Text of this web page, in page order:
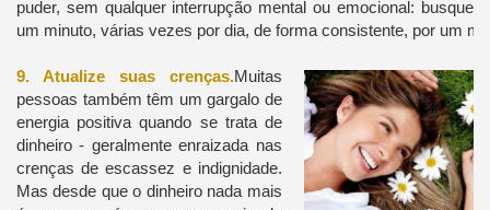
puder, sem qualquer interrupção mental ou emocional: busque
um minuto, várias vezes por dia, de forma consistente, por um
9. Atualize suas crenças.Muitas
pessoas também têm um gargalo de
energia positiva quando se trata de
dinheiro - geralmente enraizada nas
crenças de escassez e indignidade.
Mas desde que o dinheiro nada mais